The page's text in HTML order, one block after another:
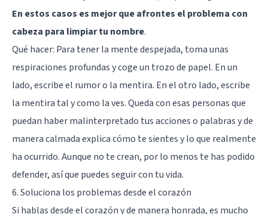
En estos casos es mejor que afrontes el problema con
cabeza para limpiar tu nombre.
Qué hacer: Para tener la mente despejada, toma unas
respiraciones profundas y coge un trozo de papel. En un
lado, escribe el rumor o la mentira. En el otro lado, escribe
la mentira tal y como la ves. Queda con esas personas que
puedan haber malinterpretado tus acciones o palabras y de
manera calmada explica cómo te sientes y lo que realmente
ha ocurrido. Aunque no te crean, por lo menos te has podido
defender, así que puedes seguir con tu vida.
6. Soluciona los problemas desde el corazón
Si hablas desde el corazón y de manera honrada, es mucho